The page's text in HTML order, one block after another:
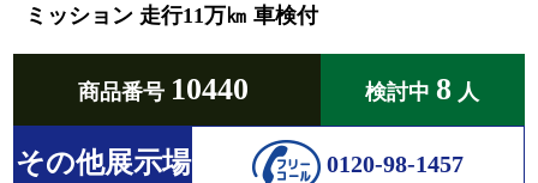
ミッション 走行11万㎞ 車検付
商品番号 10440 検討中 8 人
その他展示場 0120-98-1457